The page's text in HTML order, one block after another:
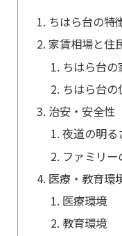
ちはら台の特
家賃相場と住
ちはら台
ちはら台
治安・安全性
夜道の明る
ファミリ
医療・教育環
医療環境
教育環境